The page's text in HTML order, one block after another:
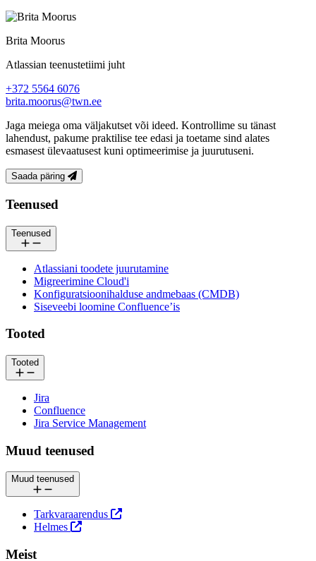
Brita Moorus
Atlassian teenustetiimi juht
+372 5564 6076
brita.moorus@twn.ee
Jaga meiega oma väljakutset või ideed. Kontrollime su tänast
lahendust, pakume praktilise tee edasi ja toetame sind alates
esmasest ülevaatusest kuni optimeerimise ja juurutuseni.
Saada päring
Jalus
Teenused
Teenused
Atlassiani toodete juurutamine
Migreerimine Cloud'i
Konfiguratsioonihalduse andmebaas (CMDB)
Siseveebi loomine Confluence’is
Tooted
Tooted
Jira
Confluence
Jira Service Management
Muud teenused
Muud teenused
Tarkvaraarendus
Helmes
Meist